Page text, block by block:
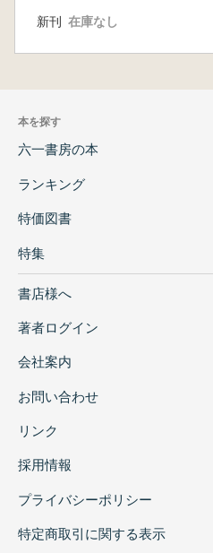
新刊 在庫なし
本を探す
六一書房の本
ランキング
特価図書
特集
書店様へ
著者ログイン
会社案内
お問い合わせ
リンク
採用情報
プライバシーポリシー
特定商取引に関する表示